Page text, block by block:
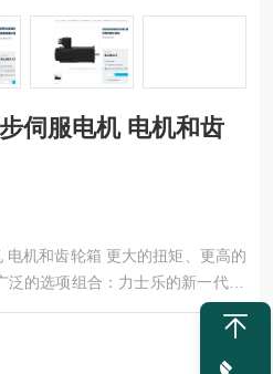
机 电机和齿
的选项组合：力士乐的新一代 M
寸和优良能源效率相结合。低惯
批量定制。对于工业 4.0 环境中的
数据源。